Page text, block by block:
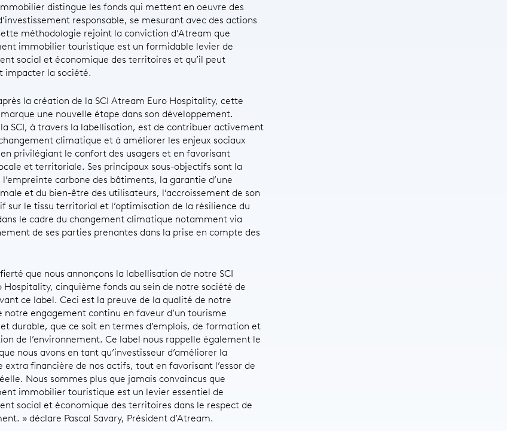
distingue les fonds qui mettent en oeuvre des
responsable, se mesurant avec des actions
méthodologie rejoint la conviction d’Atream que
immobilier touristique est un formidable levier de
social et économique des territoires et qu’il peut
impacter la société.
la création de la SCI Atream Euro Hospitality, cette
une nouvelle étape dans son développement.
la SCI, à travers la labellisation, est de contribuer activement
climatique et à améliorer les enjeux sociaux
privilégiant le confort des usagers et en favorisant
et territoriale. Ses principaux sous-objectifs sont la
carbone des bâtiments, la garantie d’une
et du bien-être des utilisateurs, l’accroissement de son
sur le tissu territorial et l’optimisation de la résilience du
le cadre du changement climatique notamment via
de ses parties prenantes dans la prise en compte des
fierté que nous annonçons la labellisation de notre SCI
Hospitality, cinquième fonds au sein de notre société de
ce label. Ceci est la preuve de la qualité de notre
notre engagement continu en faveur d’un tourisme
durable, que ce soit en termes d’emplois, de formation et
de l’environnement. Ce label nous rappelle également le
nous avons en tant qu’investisseur d’améliorer la
extra financière de nos actifs, tout en favorisant l’essor de
Nous sommes plus que jamais convaincus que
immobilier touristique est un levier essentiel de
social et économique des territoires dans le respect de
» déclare Pascal Savary, Président d’Atream.